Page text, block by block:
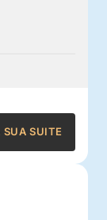
SUA SUITE